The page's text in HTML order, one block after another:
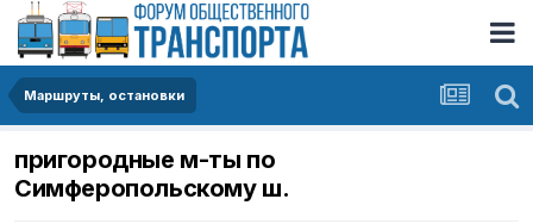
Маршруты, остановки
пригородные м-ты по
Симферопольскому ш.